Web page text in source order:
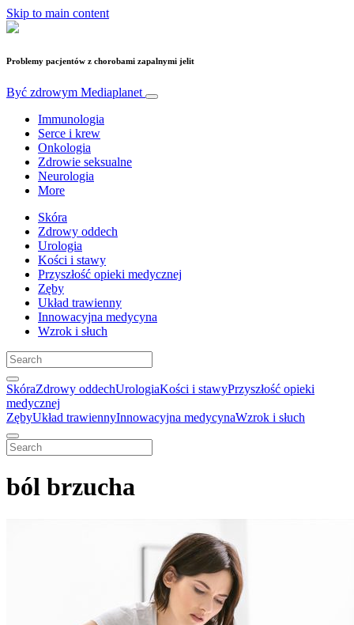
Skip to main content
Problemy pacjentów z chorobami zapalnymi jelit
Być zdrowym Mediaplanet
Immunologia
Serce i krew
Onkologia
Zdrowie seksualne
Neurologia
More
Skóra
Zdrowy oddech
Urologia
Kości i stawy
Przyszłość opieki medycznej
Zęby
Układ trawienny
Innowacyjna medycyna
Wzrok i słuch
SkóraZdrowy oddechUrologiaKości i stawyPrzyszłość opieki
medycznej
ZębyUkład trawiennyInnowacyjna medycynaWzrok i słuch
ból brzucha